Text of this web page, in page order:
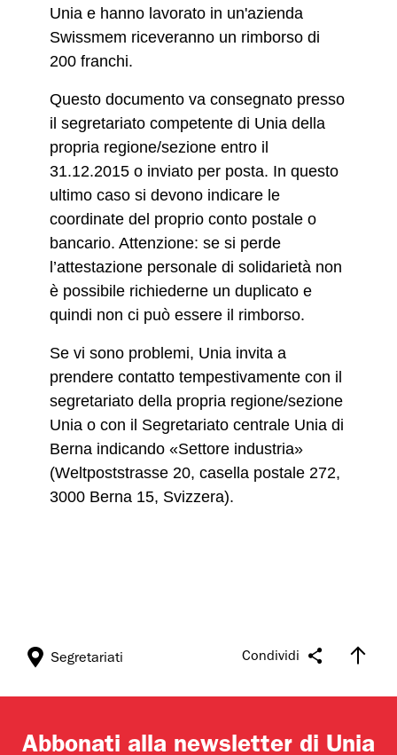
Unia e hanno lavorato in un'azienda
Swissmem riceveranno un rimborso di
200 franchi.
Questo documento va consegnato presso
il segretariato competente di Unia della
propria regione/sezione entro il
31.12.2015 o inviato per posta. In questo
ultimo caso si devono indicare le
coordinate del proprio conto postale o
bancario. Attenzione: se si perde
l’attestazione personale di solidarietà non
è possibile richiederne un duplicato e
quindi non ci può essere il rimborso.
Se vi sono problemi, Unia invita a
prendere contatto tempestivamente con il
segretariato della propria regione/sezione
Unia o con il Segretariato centrale Unia di
Berna indicando «Settore industria»
(Weltpoststrasse 20, casella postale 272,
3000 Berna 15, Svizzera).
Condividi
Segretariati
Abbonati alla newsletter di Unia